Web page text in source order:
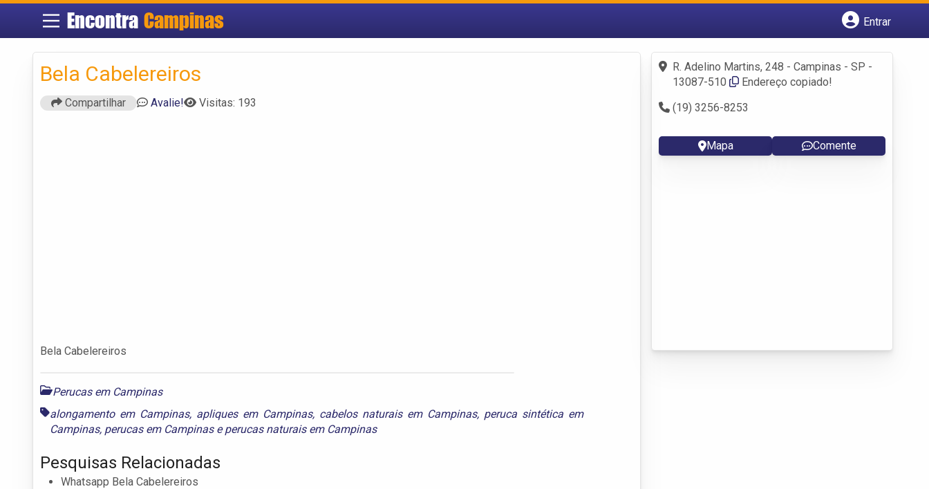
EncontraCampinas
Entrar
Fazer login
Criar conta
Bela Cabelereiros
Compartilhar Avalie! Visitas: 193
Bela Cabelereiros
Perucas em Campinas
alongamento em Campinas, apliques em Campinas, cabelos naturais em Campinas, peruca sintética em
Campinas, perucas em Campinaseperucas naturais em Campinas
Pesquisas Relacionadas
Whatsapp Bela Cabelereiros
R. Adelino Martins, 248 - Campinas - SP -
13087-510
Endereço copiado!
(19) 3256-8253
Mapa Comente